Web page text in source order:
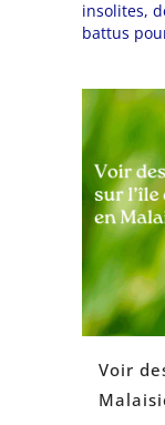
insolites,
battus
Voir